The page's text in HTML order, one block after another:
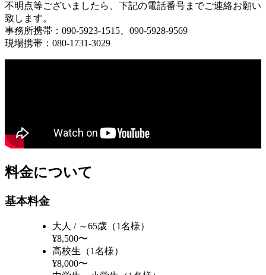
不明点等ございましたら、下記の電話番号までご連絡お願い
致します。
事務所携帯：090-5923-1515、090-5928-9569
現場携帯：080-1731-3029
料金について
基本料金
大人 / ～65歳（1名様）
¥8,500〜
高校生（1名様）
¥8,000〜